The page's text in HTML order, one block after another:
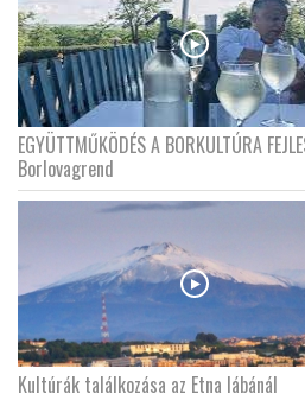
EGYÜTTMŰKÖDÉS A BORKULTÚRA
Borlovagrend
Kultúrák találkozása az Etna lábánál